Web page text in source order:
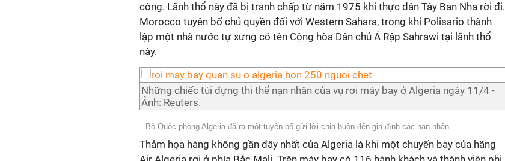
công. Lãnh thổ này đã bị tranh chấp từ năm 1975 khi thực dân Tây Ban Nha rời đi.
Morocco tuyên bố chủ quyền đối với Western Sahara, trong khi Polisario thành
lập một nhà nước tự xưng có tên Cộng hòa Dân chủ Ả Rập Sahrawi tại lãnh thổ
này.
Những chiếc túi đựng thi thể nạn nhân của vụ rơi máy bay ở Algeria ngày 11/4 -
Ảnh: Reuters.
Bộ Quốc phòng Algeria đã ra một tuyên bố gửi lời chia buồn đến gia đình các nạn nhân.
Thảm họa hàng không gần đây nhất của Algeria là khi một chuyến bay của hãng